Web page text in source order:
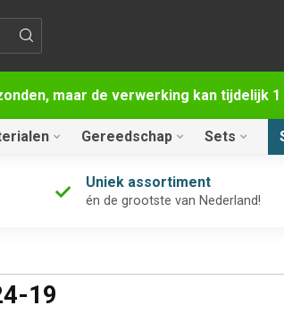
maar de verwerking kan tijdelijk
Gereedschap Sets
Uniek assortiment
én de grootste van Nederland!
19